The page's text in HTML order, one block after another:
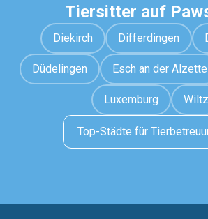
Tiersitter auf
Diekirch Differdingen
Düdelingen Esch an der Alzette
Luxemburg Wiltz
Top-Städte für